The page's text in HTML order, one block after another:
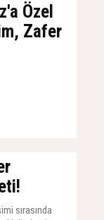
Özel
Zafer
sırasında